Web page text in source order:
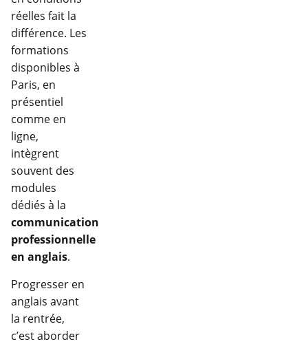
réelles fait la
différence. Les
formations
disponibles à
Paris, en
présentiel
comme en
ligne,
intègrent
souvent des
modules
dédiés à la
communication
professionnelle
en anglais.
Progresser en
anglais avant
la rentrée,
c’est aborder